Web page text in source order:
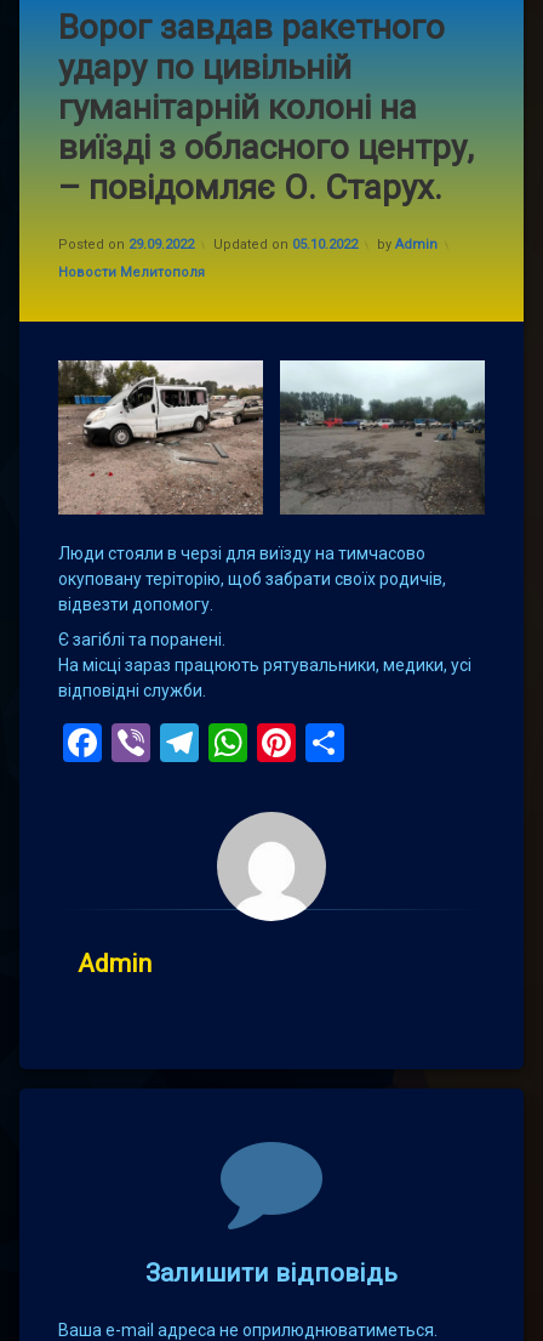
Ворог завдав ракетного
удару по цивільній
гуманітарній колоні на
виїзді з обласного центру,
– повідомляє О. Старух.
Posted on 29.09.2022 Updated on 05.10.2022 by Admin
Categories:
Новости Мелитополя
Люди стояли в черзі для виїзду на тимчасово
окуповану теріторію, щоб забрати своїх родичів,
відвезти допомогу.
Є загіблі та поранені.
На місці зараз працюють рятувальники, медики, усі
відповідні служби.
Facebook
ViberTelegram
WhatsApp
Pinterest
Admin
Залишити відповідь
Ваша e-mail адреса не оприлюднюватиметься.